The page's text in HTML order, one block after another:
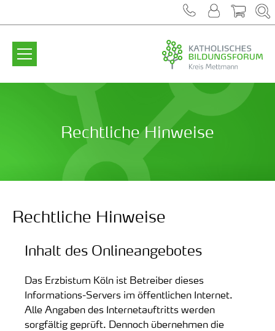
Rechtliche Hinweise
Rechtliche Hinweise
Inhalt des Onlineangebotes
Das Erzbistum Köln ist Betreiber dieses
Informations-Servers im öffentlichen Internet.
Alle Angaben des Internetauftritts werden
sorgfältig geprüft. Dennoch übernehmen die